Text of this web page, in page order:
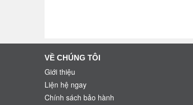
VỀ CHÚNG TÔI
Giới thiệu
Liện hệ ngay
Chính sách bảo hành